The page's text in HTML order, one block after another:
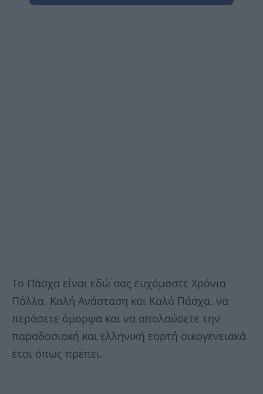
Το Πάσχα είναι εδώ σας ευχόμαστε Χρόνια
Πόλλα, Καλή Ανάσταση και Καλό Πάσχα, να
περάσετε όμορφα και να απολαύσετε την
παραδοσιακή και ελληνική εορτή οικογενειακά
έτσι όπως πρέπει.